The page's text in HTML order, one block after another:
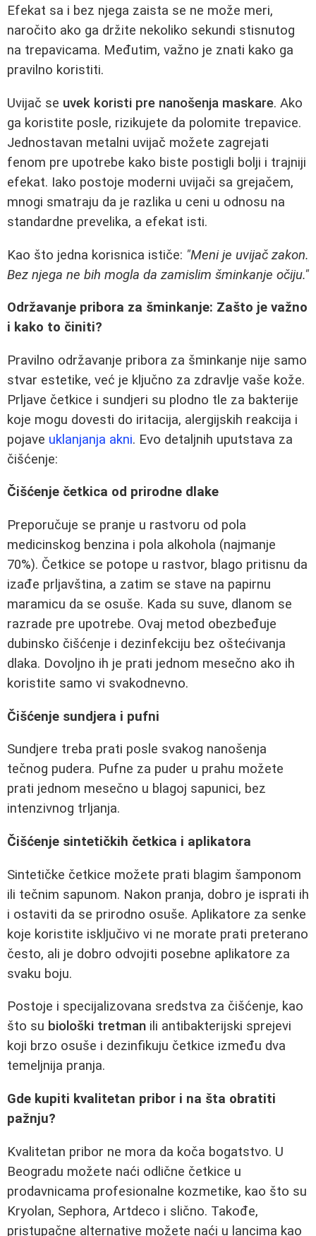
Efekat sa i bez njega zaista se ne može meri,
naročito ako ga držite nekoliko sekundi stisnutog
na trepavicama. Međutim, važno je znati kako ga
pravilno koristiti.
Uvijač se uvek koristi pre nanošenja maskare. Ako
ga koristite posle, rizikujete da polomite trepavice.
Jednostavan metalni uvijač možete zagrejati
fenom pre upotrebe kako biste postigli bolji i trajniji
efekat. Iako postoje moderni uvijači sa grejačem,
mnogi smatraju da je razlika u ceni u odnosu na
standardne prevelika, a efekat isti.
Kao što jedna korisnica ističe: "Meni je uvijač zakon.
Bez njega ne bih mogla da zamislim šminkanje očiju."
Održavanje pribora za šminkanje: Zašto je važno
i kako to činiti?
Pravilno održavanje pribora za šminkanje nije samo
stvar estetike, već je ključno za zdravlje vaše kože.
Prljave četkice i sundjeri su plodno tle za bakterije
koje mogu dovesti do iritacija, alergijskih reakcija i
pojave uklanjanja akni. Evo detaljnih uputstava za
čišćenje:
Čišćenje četkica od prirodne dlake
Preporučuje se pranje u rastvoru od pola
medicinskog benzina i pola alkohola (najmanje
70%). Četkice se potope u rastvor, blago pritisnu da
izađe prljavština, a zatim se stave na papirnu
maramicu da se osuše. Kada su suve, dlanom se
razrade pre upotrebe. Ovaj metod obezbeđuje
dubinsko čišćenje i dezinfekciju bez oštećivanja
dlaka. Dovoljno ih je prati jednom mesečno ako ih
koristite samo vi svakodnevno.
Čišćenje sundjera i pufni
Sundjere treba prati posle svakog nanošenja
tečnog pudera. Pufne za puder u prahu možete
prati jednom mesečno u blagoj sapunici, bez
intenzivnog trljanja.
Čišćenje sintetičkih četkica i aplikatora
Sintetičke četkice možete prati blagim šamponom
ili tečnim sapunom. Nakon pranja, dobro je isprati ih
i ostaviti da se prirodno osuše. Aplikatore za senke
koje koristite isključivo vi ne morate prati preterano
često, ali je dobro odvojiti posebne aplikatore za
svaku boju.
Postoje i specijalizovana sredstva za čišćenje, kao
što su biološki tretman ili antibakterijski sprejevi
koji brzo osuše i dezinfikuju četkice između dva
temeljnija pranja.
Gde kupiti kvalitetan pribor i na šta obratiti
pažnju?
Kvalitetan pribor ne mora da koča bogatstvo. U
Beogradu možete naći odlične četkice u
prodavnicama profesionalne kozmetike, kao što su
Kryolan, Sephora, Artdeco i slično. Takođe,
pristupačne alternative možete naći u lancima kao